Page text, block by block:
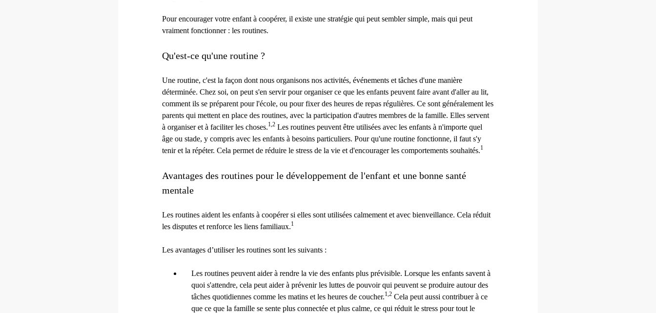
Pour encourager votre enfant à coopérer, il existe une stratégie qui peut sembler simple, mais qui peut
vraiment fonctionner : les routines.
Qu'est-ce qu'une routine ?
Une routine, c'est la façon dont nous organisons nos activités, événements et tâches d'une manière
déterminée. Chez soi, on peut s'en servir pour organiser ce que les enfants peuvent faire avant d'aller au lit,
comment ils se préparent pour l'école, ou pour fixer des heures de repas régulières. Ce sont généralement les
parents qui mettent en place des routines, avec la participation d'autres membres de la famille. Elles servent
à organiser et à faciliter les choses.1,2 Les routines peuvent être utilisées avec les enfants à n'importe quel
âge ou stade, y compris avec les enfants à besoins particuliers. Pour qu'une routine fonctionne, il faut s'y
tenir et la répéter. Cela permet de réduire le stress de la vie et d'encourager les comportements souhaités.1
Avantages des routines pour le développement de l'enfant et une bonne santé
mentale
Les routines aident les enfants à coopérer si elles sont utilisées calmement et avec bienveillance. Cela réduit
les disputes et renforce les liens familiaux.1
Les avantages d’utiliser les routines sont les suivants :
Les routines peuvent aider à rendre la vie des enfants plus prévisible. Lorsque les enfants savent à
quoi s'attendre, cela peut aider à prévenir les luttes de pouvoir qui peuvent se produire autour des
tâches quotidiennes comme les matins et les heures de coucher.1,2 Cela peut aussi contribuer à ce
que ce que la famille se sente plus connectée et plus calme, ce qui réduit le stress pour tout le